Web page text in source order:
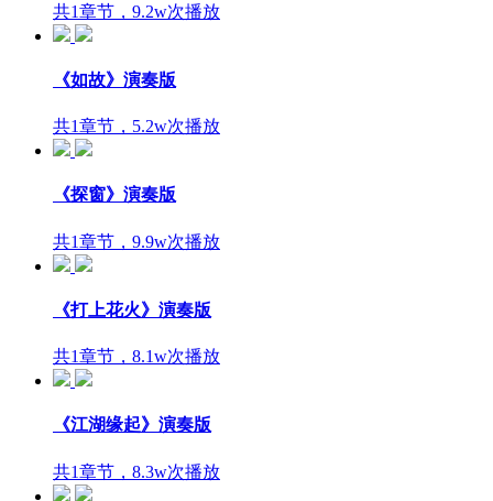
共1章节，9.2w次播放
《如故》演奏版
共1章节，5.2w次播放
《探窗》演奏版
共1章节，9.9w次播放
《打上花火》演奏版
共1章节，8.1w次播放
《江湖缘起》演奏版
共1章节，8.3w次播放